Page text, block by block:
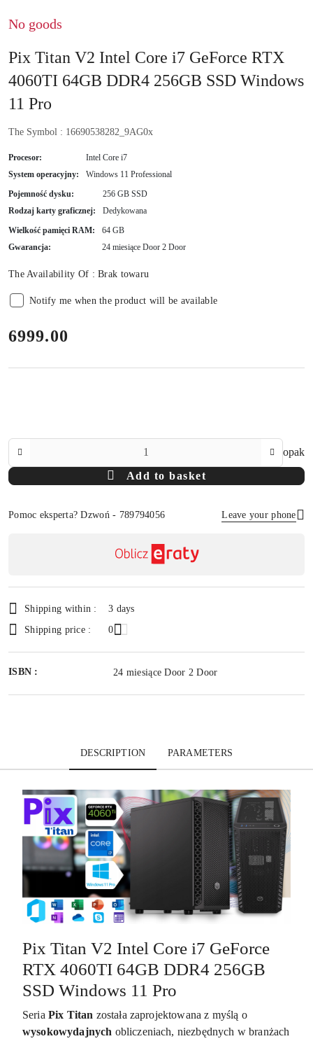
No goods
Pix Titan V2 Intel Core i7 GeForce RTX
4060TI 64GB DDR4 256GB SSD Windows
11 Pro
The Symbol : 16690538282_9AG0x
Procesor:
Intel Core i7
System operacyjny:
Windows 11 Professional
Pojemność dysku:
256 GB SSD
Rodzaj karty graficznej:
Dedykowana
Wielkość pamięci RAM:
64 GB
Gwarancja:
24 miesiące Door 2 Door
The Availability Of :Brak towaru
Notify me when the product will be available
price:
6999.00
opak
Add to basket
Pomoc eksperta? Dzwoń - 789794056 Leave your phone
delivery
Shipping within :
3 days
Shipping price :
0
ISBN : 24 miesiące Door 2 Door
DESCRIPTION PARAMETERS
Pix Titan V2 Intel Core i7 GeForce
RTX 4060TI 64GB DDR4 256GB
SSD Windows 11 Pro
Seria Pix Titan została zaprojektowana z myślą o
wysokowydajnych obliczeniach, niezbędnych w branżach